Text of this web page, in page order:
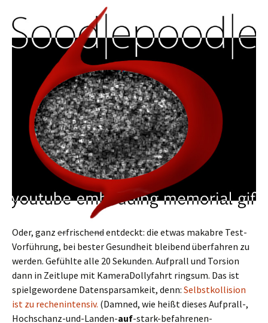
Oder, ganz erfrischendentdeckt: die etwas makabre Test-
Vorführung, bei bester Gesundheit bleibend überfahren zu
werden. Gefühlte alle 20 Sekunden. Aufprall und Torsion
dann in Zeitlupe mit KameraDollyfahrt ringsum. Das ist
spielgewordene Datensparsamkeit, denn: Selbstkollision
ist zu rechenintensiv. (Damned, wie heißt dieses Aufprall-,
Hochschanz-und-Landen-auf-stark-befahrenen-